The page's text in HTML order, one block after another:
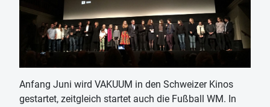
Anfang Juni wird VAKUUM in den Schweizer Kinos
gestartet, zeitgleich startet auch die Fußball WM. In